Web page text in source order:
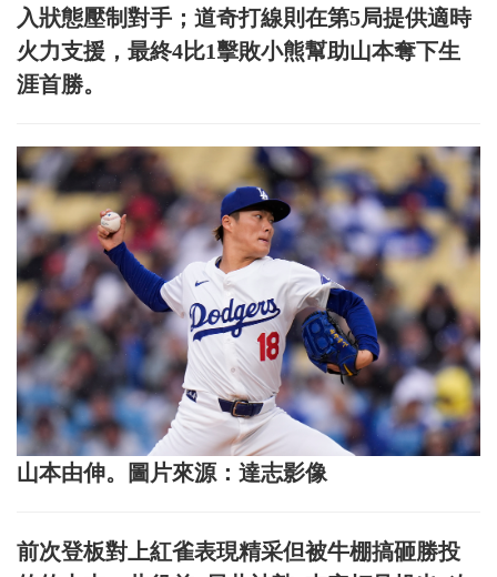
入狀態壓制對手；道奇打線則在第5局提供適時
火力支援，最終4比1擊敗小熊幫助山本奪下生
涯首勝。
山本由伸。圖片來源：達志影像
前次登板對上紅雀表現精采但被牛棚搞砸勝投